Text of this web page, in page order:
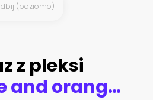
(poziomo)
z pleksi
Black blue and orange hexagons background pattern 3D rendering